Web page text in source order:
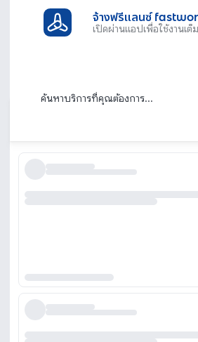
จ้างฟรีแลนซ์
เปิดผ่านแอปเพื่อใช้งานเ
นักแสดง Extra